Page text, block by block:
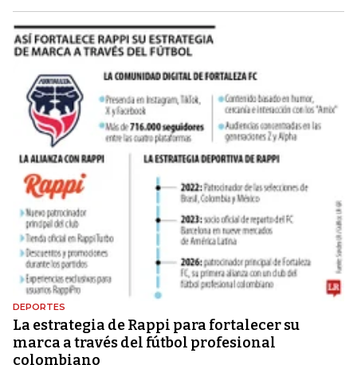
DEPORTES
La estrategia de Rappi para fortalecer su
marca a través del fútbol profesional
colombiano